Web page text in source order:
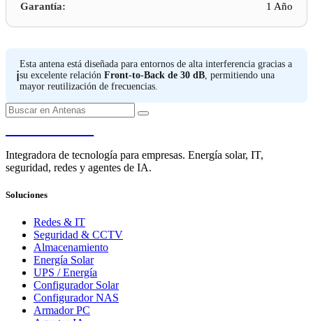
Garantía:
1 Año
ℹ️
Esta antena está diseñada para entornos de alta interferencia gracias a
su excelente relación Front-to-Back de 30 dB, permitiendo una
mayor reutilización de frecuencias.
Integradora de tecnología para empresas. Energía solar, IT,
seguridad, redes y agentes de IA.
Soluciones
Redes & IT
Seguridad & CCTV
Almacenamiento
Energía Solar
UPS / Energía
Configurador Solar
Configurador NAS
Armador PC